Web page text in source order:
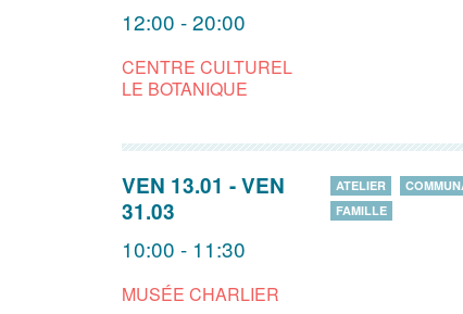
12:00 - 20:00
CENTRE CULTUREL
LE BOTANIQUE
VEN 13.01 -VEN
31.03
10:00 - 11:30
MUSÉE CHARLIER
ATELIER
FAMILLE